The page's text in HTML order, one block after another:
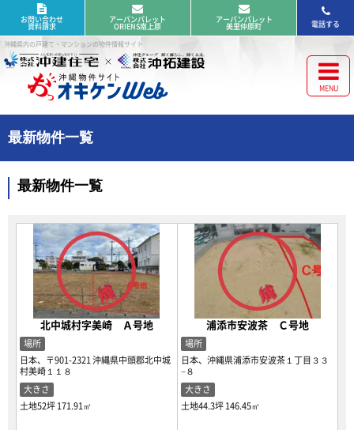
沖縄県内の戸建て・マンションの物件情報サイト
電話する
アーバンパレット
美里仲原町
アーバンパレット
ORIENS南上原
お問い合わせ
資料請求
最新物件一覧
最新物件一覧
北中城村字美崎 Ａ号地
場所
日本、〒901-2321 沖縄県中頭郡北中城
村美崎１１８
大きさ
土地52坪171.91㎡
浦添市安波茶 Ｃ号地
場所
日本、沖縄県浦添市安波茶１丁目３３
−８
大きさ
土地44.3坪 146.45㎡